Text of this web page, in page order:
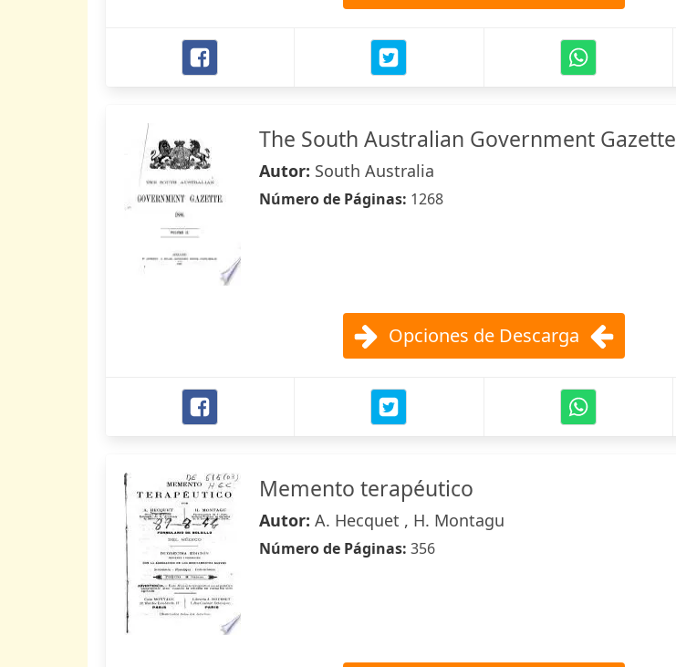
The South Australian Government Gazette
Autor: South Australia
Número de Páginas: 1268
Opciones de Descarga
Memento terapéutico
Autor: A. Hecquet , H. Montagu
Número de Páginas: 356